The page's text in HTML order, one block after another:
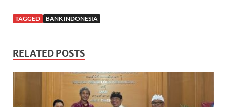
TAGGED BANK INDONESIA
RELATED POSTS